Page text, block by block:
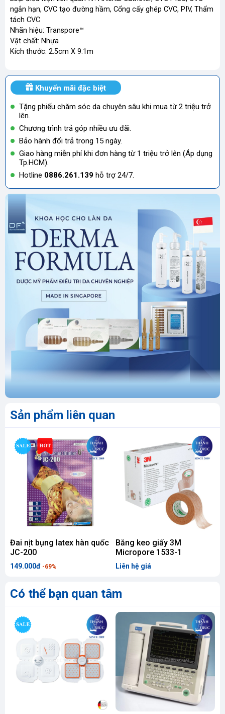
ngắn hạn, CVC tạo đường hầm, Cổng cấy ghép CVC, PIV, Thẩm
tách CVC
Nhãn hiệu: Transpore™
Vật chất: Nhựa
Kích thước: 2.5cm X 9.1m
Khuyến mãi đặc biệt
Tặng phiếu chăm sóc da chuyên sâu khi mua từ 2 triệu trở
lên.
Chương trình trả góp nhiều ưu đãi.
Bảo hành đổi trả trong 15 ngày.
Giao hàng miễn phí khi đơn hàng từ 1 triệu trở lên (Áp dụng
Tp.HCM).
Hotline 0886.261.139 hỗ trợ 24/7.
Sản phẩm liên quan
Đai nịt bụng latex hàn quốc
JC-200
149.000đ -69%
Băng keo giấy 3M
Micropore 1533-1
Liên hệ giá
Có thể bạn quan tâm